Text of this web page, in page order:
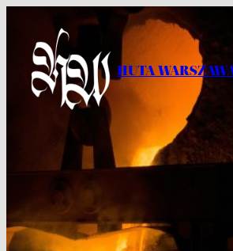
treści
HUTA